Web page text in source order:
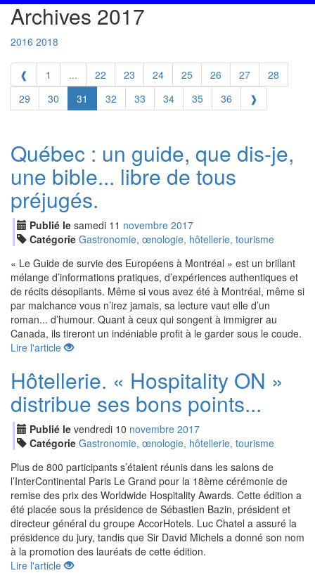
Archives 2017
2016 2018
❰ 1 ... 22 23 24 25 26 27
28
29
30 31 32 33 34 35 36 ❱
Québec : un guide, que dis-je,
une bible... libre de tous
préjugés.
Publié le samedi 11 novembre 2017
Catégorie Gastronomie, œnologie, hôtellerie, tourisme
« Le Guide de survie des Européens à Montréal » est un brillant
mélange d’informations pratiques, d’expériences authentiques et
de récits désopilants. Même si vous avez été à Montréal, même si
par malchance vous n’irez jamais, sa lecture vaut elle d’un
roman... d’humour. Quant à ceux qui songent à immigrer au
Canada, ils tireront un indéniable profit à le garder sous le coude.
Lire l'article
Hôtellerie. « Hospitality ON »
distribue ses bons points...
Publié le vendredi 10 novembre 2017
Catégorie Gastronomie, œnologie, hôtellerie, tourisme
Plus de 800 participants s’étaient réunis dans les salons de
l’InterContinental Paris Le Grand pour la 18ème cérémonie de
remise des prix des Worldwide Hospitality Awards. Cette édition a
été placée sous la présidence de Sébastien Bazin, président et
directeur général du groupe AccorHotels. Luc Chatel a assuré la
présidence du jury, tandis que Sir David Michels a donné son nom
à la promotion des lauréats de cette édition.
Lire l'article